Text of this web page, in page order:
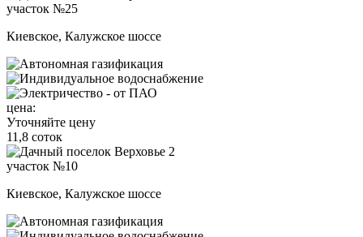
участок №25
Киевское, Калужское шоссе
цена:
Уточняйте цену
11,8 соток
участок №10
Киевское, Калужское шоссе